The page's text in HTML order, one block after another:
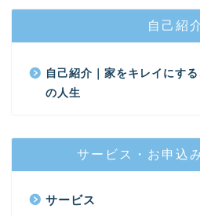
自己紹
自己紹介｜家をキレイにす
の人生
サービス・お申込
サービス